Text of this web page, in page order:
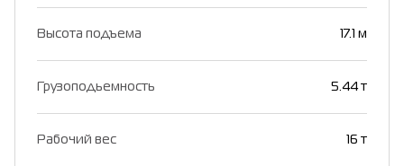
Высота подъема 17.1 м
Грузоподьемность 5.44 т
Рабочий вес 16 т